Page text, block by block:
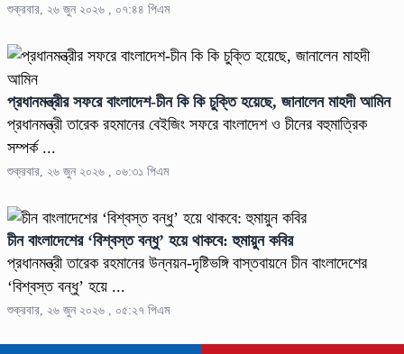
শুক্রবার, ২৬ জুন ২০২৬ , ০৭:৪৪ পিএম
প্রধানমন্ত্রীর সফরে বাংলাদেশ-চীন কি কি চুক্তি হয়েছে, জানালেন মাহদী আমিন
প্রধানমন্ত্রী তারেক রহমানের বেইজিং সফরে বাংলাদেশ ও চীনের বহুমাত্রিক
সম্পর্ক ...
শুক্রবার, ২৬ জুন ২০২৬ , ০৬:৩১ পিএম
চীন বাংলাদেশের ‘বিশ্বস্ত বন্ধু’ হয়ে থাকবে: হুমায়ুন কবির
প্রধানমন্ত্রী তারেক রহমানের উন্নয়ন-দৃষ্টিভঙ্গি বাস্তবায়নে চীন বাংলাদেশের
‘বিশ্বস্ত বন্ধু’ হয়ে ...
শুক্রবার, ২৬ জুন ২০২৬ , ০৫:২৭ পিএম